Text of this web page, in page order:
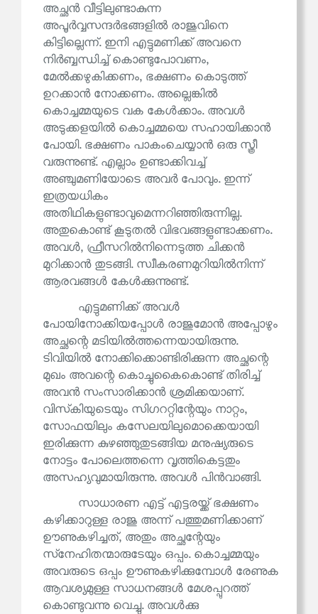
അച്ഛൻ വീട്ടിലുണ്ടാകുന്ന
അപൂർവ്വസന്ദർഭങ്ങളിൽ രാജുവിനെ
കിട്ടില്ലെന്ന്. ഇനി എട്ടുമണിക്ക് അവനെ
നിർബ്ബന്ധിച്ച് കൊണ്ടുപോവണം,
മേൽക്കഴുകിക്കണം, ഭക്ഷണം കൊടുത്ത്
ഉറക്കാൻ നോക്കണം. അല്ലെങ്കിൽ
കൊച്ചമ്മയുടെ വക കേൾക്കാം. അവൾ
അടുക്കളയിൽ കൊച്ചമ്മയെ സഹായിക്കാൻ
പോയി. ഭക്ഷണം പാകംചെയ്യാൻ ഒരു സ്ത്രീ
വരുന്നുണ്ട്. എല്ലാം ഉണ്ടാക്കിവച്ച്
അഞ്ചുമണിയോടെ അവർ പോവും. ഇന്ന്
ഇത്രയധികം
അതിഥികളുണ്ടാവുമെന്നറിഞ്ഞിരുന്നില്ല.
അതുകൊണ്ട് കൂടുതൽ വിഭവങ്ങളുണ്ടാക്കണം.
അവൾ, ഫ്രീസറിൽനിന്നെടുത്ത ചിക്കൻ
മുറിക്കാൻ തുടങ്ങി. സ്വീകരണമുറിയിൽനിന്ന്
ആരവങ്ങൾ കേൾക്കുന്നുണ്ട്.
എട്ടുമണിക്ക് അവൾ
പോയിനോക്കിയപ്പോൾ രാജുമോൻ അപ്പോഴും
അച്ഛന്റെ മടിയിൽത്തന്നെയായിരുന്നു.
ടിവിയിൽ നോക്കിക്കൊണ്ടിരിക്കുന്ന അച്ഛന്റെ
മുഖം അവന്റെ കൊച്ചുകൈകൊണ്ട് തിരിച്ച്
അവൻ സംസാരിക്കാൻ ശ്രമിക്കയാണ്.
വിസ്‌കിയുടെയും സിഗററ്റിന്റേയും നാറ്റം,
സോഫയിലും കസേലയിലുമൊക്കെയായി
ഇരിക്കുന്ന കുഴഞ്ഞുതുടങ്ങിയ മനുഷ്യരുടെ
നോട്ടം പോലെത്തന്നെ വൃത്തികെട്ടതും
അസഹ്യവുമായിരുന്നു. അവൾ പിൻവാങ്ങി.
സാധാരണ എട്ട് എട്ടരയ്ക്ക് ഭക്ഷണം
കഴിക്കാറുള്ള രാജു അന്ന് പത്തുമണിക്കാണ്
ഊണുകഴിച്ചത്, അതും അച്ഛന്റേയും
സ്‌നേഹിതന്മാരുടേയും ഒപ്പം. കൊച്ചമ്മയും
അവരുടെ ഒപ്പം ഊണുകഴിക്കുമ്പോൾ രേണുക
ആവശ്യമുള്ള സാധനങ്ങൾ മേശപ്പുറത്ത്
കൊണ്ടുവന്നു വെച്ചു. അവൾക്കു